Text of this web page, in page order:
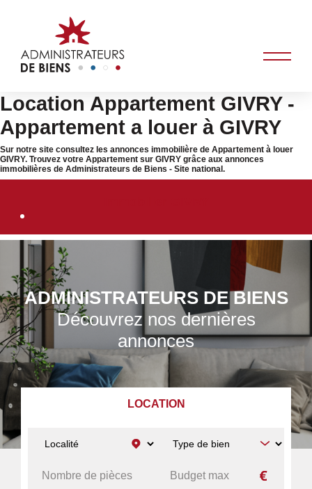
Location Appartement GIVRY -
Appartement a louer à GIVRY
Sur notre site consultez les annonces immobilière de Appartement à louer
GIVRY. Trouvez votre Appartement sur GIVRY grâce aux annonces
immobilières de Administrateurs de Biens - Site national.
ADMINISTRATEURS DE BIENS
Découvrez nos dernières
annonces
LOCATION